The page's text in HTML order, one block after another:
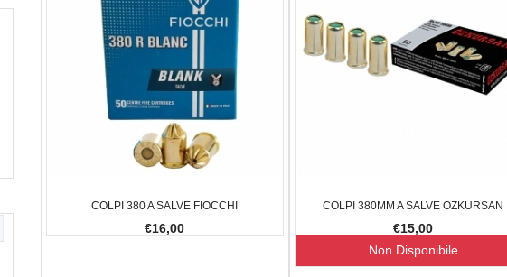
COLPI 380 A SALVE FIOCCHI
€16,00
COLPI 380MM A SALVE OZKURSAN
€15,00
Non Disponibile